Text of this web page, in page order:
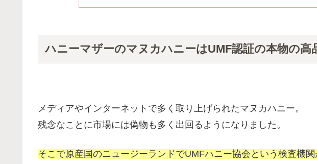
ハニーマザーのマヌカハニーはUMF認証の本物の高
メディアやインターネットで多く取り上げられたマヌカハニー。
残念なことに市場には偽物も多く出回るようになりました。
そこで原産国のニュージーランドでUMFハニー協会という検査機関